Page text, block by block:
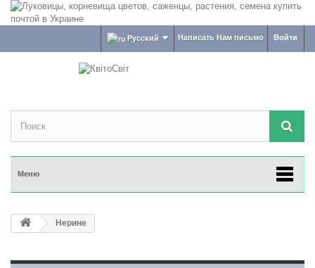
Войти
Написать Нам письмо
Русский
Меню
Нерине